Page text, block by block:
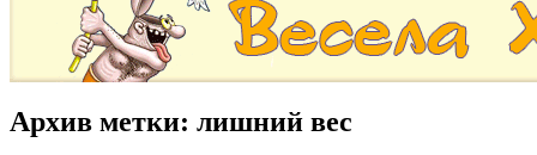
Архив метки: лишний вес